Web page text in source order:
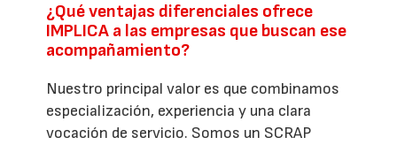
¿Qué ventajas diferenciales ofrece
IMPLICA a las empresas que buscan ese
acompañamiento?
Nuestro principal valor es que combinamos
especialización, experiencia y una clara
vocación de servicio. Somos un SCRAP